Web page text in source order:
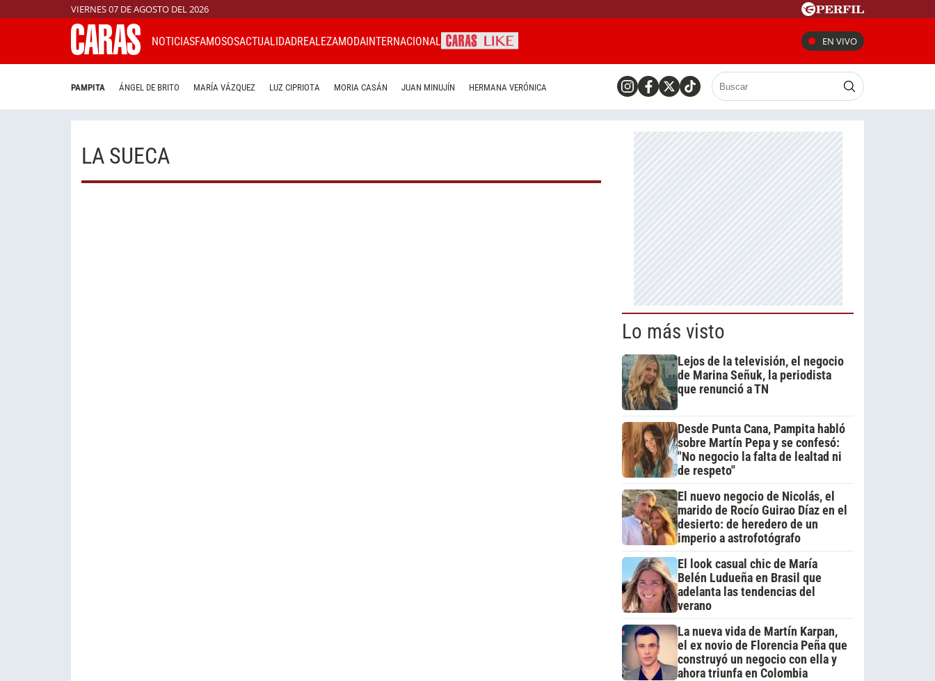
VIERNES 07 DE AGOSTO DEL 2026
NOTICIASFAMOSOSACTUALIDADREALEZAMODAINTERNACIONAL EN VIVO
PAMPITA ÁNGEL DE BRITO MARÍA VÁZQUEZ LUZ CIPRIOTA MORIA CASÁN JUAN MINUJÍN HERMANA VERÓNICA
LA SUECA
Lo más visto
Lejos de la televisión, el negocio
de Marina Señuk, la periodista
que renunció a TN
Desde Punta Cana, Pampita habló
sobre Martín Pepa y se confesó:
"No negocio la falta de lealtad ni
de respeto"
El nuevo negocio de Nicolás, el
marido de Rocío Guirao Díaz en el
desierto: de heredero de un
imperio a astrofotógrafo
El look casual chic de María
Belén Ludueña en Brasil que
adelanta las tendencias del
verano
La nueva vida de Martín Karpan,
el ex novio de Florencia Peña que
construyó un negocio con ella y
ahora triunfa en Colombia